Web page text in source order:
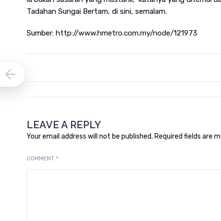
Tadahan Sungai Bertam, di sini, semalam.
Sumber: http://www.hmetro.com.my/node/121973
LEAVE A REPLY
Your email address will not be published. Required fields are
COMMENT *